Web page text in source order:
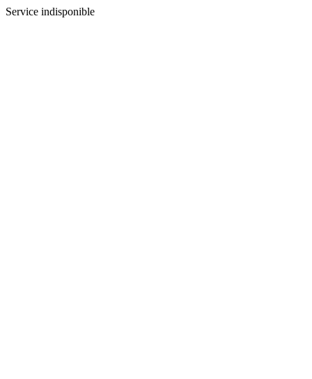
Service indisponible